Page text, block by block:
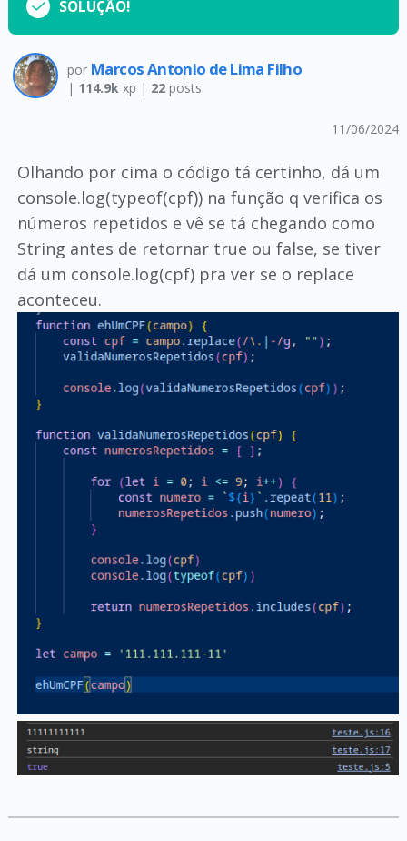
SOLUÇÃO!
por Marcos Antonio de Lima Filho
| 114.9kxp | 22posts
11/06/2024
Olhando por cima o código tá certinho, dá um
console.log(typeof(cpf)) na função q verifica os
números repetidos e vê se tá chegando como
String antes de retornar true ou false, se tiver
dá um console.log(cpf) pra ver se o replace
aconteceu.